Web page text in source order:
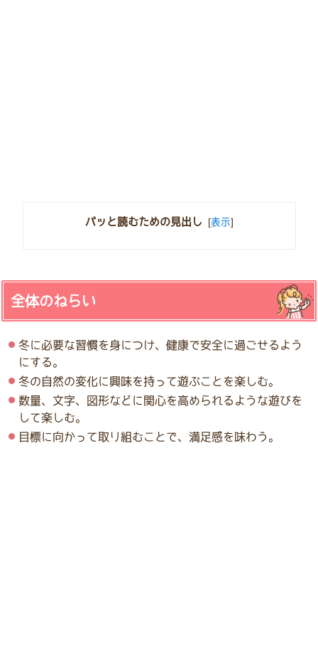
パッと読むための見出し [表示]
全体のねらい
冬に必要な習慣を身につけ、健康で安全に過ごせるよう
にする。
冬の自然の変化に興味を持って遊ぶことを楽しむ。
数量、文字、図形などに関心を高められるような遊びを
して楽しむ。
目標に向かって取り組むことで、満足感を味わう。